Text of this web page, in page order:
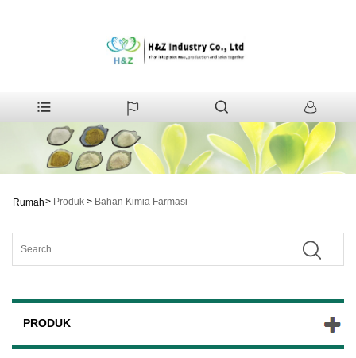
Rumah> Produk > Bahan Kimia Farmasi
PRODUK